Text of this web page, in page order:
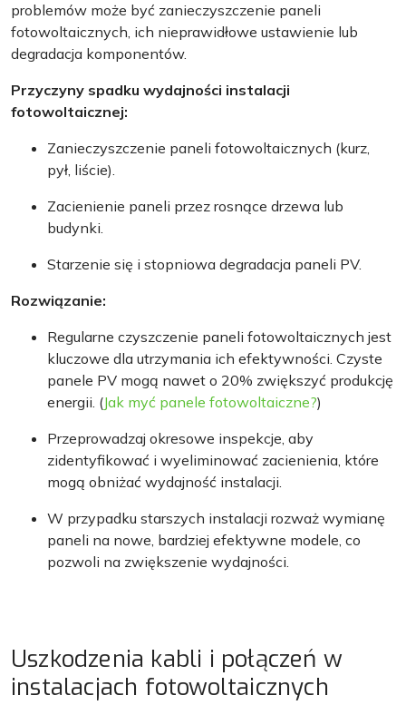
problemów może być zanieczyszczenie paneli
fotowoltaicznych, ich nieprawidłowe ustawienie lub
degradacja komponentów.
Przyczyny spadku wydajności instalacji
fotowoltaicznej:
Zanieczyszczenie paneli fotowoltaicznych (kurz,
pył, liście).
Zacienienie paneli przez rosnące drzewa lub
budynki.
Starzenie się i stopniowa degradacja paneli PV.
Rozwiązanie:
Regularne czyszczenie paneli fotowoltaicznych jest
kluczowe dla utrzymania ich efektywności. Czyste
panele PV mogą nawet o 20% zwiększyć produkcję
energii. (Jak myć panele fotowoltaiczne?)
Przeprowadzaj okresowe inspekcje, aby
zidentyfikować i wyeliminować zacienienia, które
mogą obniżać wydajność instalacji.
W przypadku starszych instalacji rozważ wymianę
paneli na nowe, bardziej efektywne modele, co
pozwoli na zwiększenie wydajności.
Uszkodzenia kabli i połączeń w
instalacjach fotowoltaicznych